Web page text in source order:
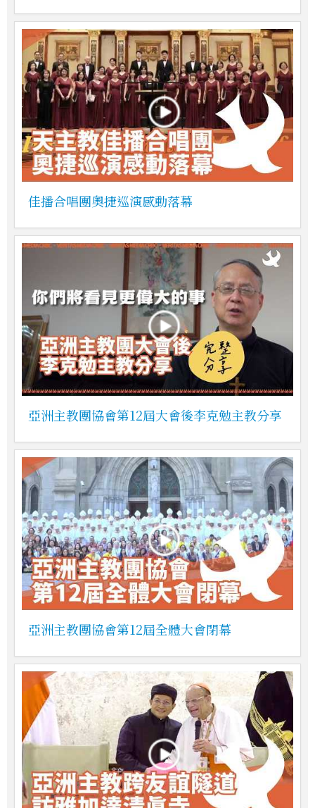
佳播合唱團奧捷巡演感動落幕
亞洲主教團協會第12屆大會後李克勉主教分享
亞洲主教團協會第12屆全體大會閉幕